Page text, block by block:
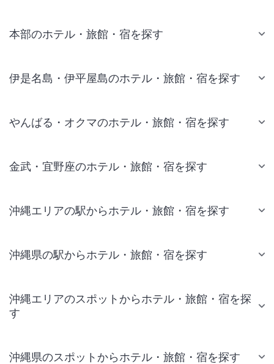
本部のホテル・旅館・宿を探す
伊是名島・伊平屋島のホテル・旅館・宿を探す
やんばる・オクマのホテル・旅館・宿を探す
金武・宜野座のホテル・旅館・宿を探す
沖縄エリアの駅からホテル・旅館・宿を探す
沖縄県の駅からホテル・旅館・宿を探す
沖縄エリアのスポットからホテル・旅館・宿を探
す
沖縄県のスポットからホテル・旅館・宿を探す